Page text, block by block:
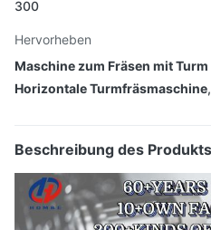
300
Hervorheben
Maschine zum Fräsen mit Turm
Horizontale Turmfräsmaschine,
Beschreibung des Produkts